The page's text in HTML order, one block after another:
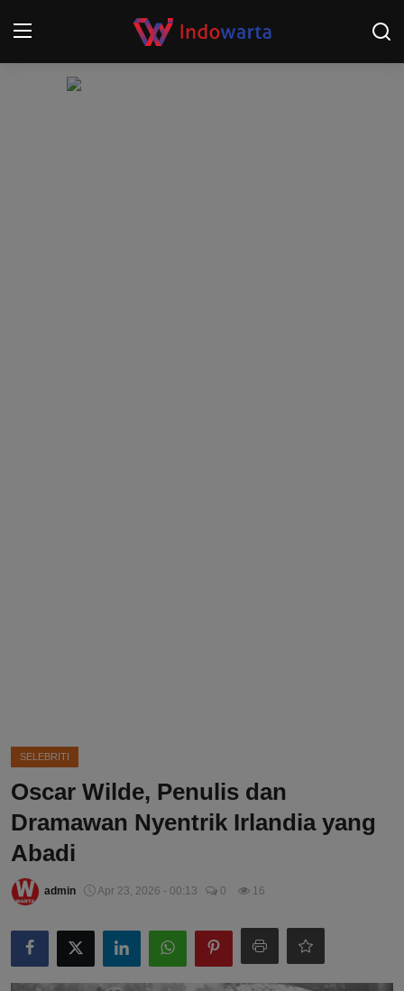
SELEBRITI
Oscar Wilde, Penulis dan
Dramawan Nyentrik Irlandia yang
Abadi
admin Apr 23, 2026 - 00:13 0 16